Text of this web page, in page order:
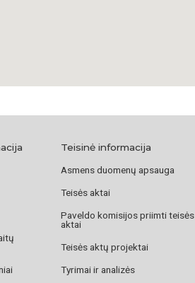
Teisinė informacija
Asmens duomenų apsauga
Teisės aktai
Paveldo komisijos priimti teisės
aktai
Teisės aktų projektai
Tyrimai ir analizės